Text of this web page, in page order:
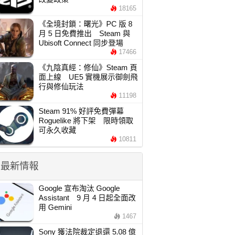
18165
《全境封鎖：曙光》PC 版 8
月 5 日免費推出 Steam 與
Ubisoft Connect 同步登場
17466
《九陰真經：修仙》Steam 頁
面上線 UE5 實機展示御劍飛
行與修仙玩法
11198
Steam 91% 好評免費彈幕
Roguelike 將下架 限時領取
可永久收藏
10811
最新情報
Google 宣布淘汰 Google
Assistant 9 月 4 日起全面改
用 Gemini
1467
Sony 獲法院裁定退還 5.08 億